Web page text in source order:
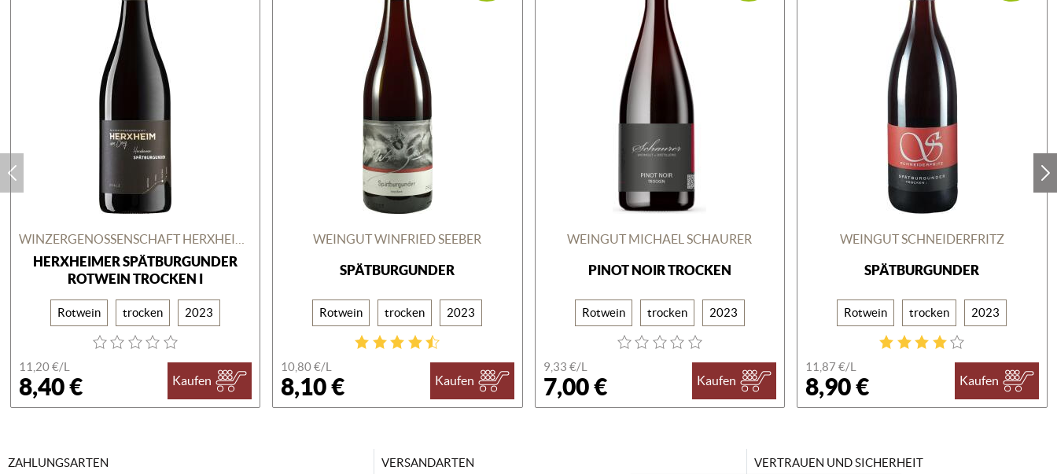
HERXHEIMER SPÄTBURGUNDER
ROTWEIN TROCKEN I
Rotwein trocken 2023
11,20 €/L
8,40 € Kaufen
WEINGUT WINFRIED SEEBER
SPÄTBURGUNDER
Rotwein trocken 2023
10,80 €/L
8,10 € Kaufen
WEINGUT MICHAEL SCHAURER
PINOT NOIR TROCKEN
Rotwein trocken 2023
9,33 €/L
7,00 € Kaufen
WEINGUT SCHNEIDERFRITZ
SPÄTBURGUNDER
Rotwein trocken 2023
11,87 €/L
8,90 € Kaufen
ZAHLUNGSARTEN VERSANDARTEN VERTRAUEN UND SICHERHEIT